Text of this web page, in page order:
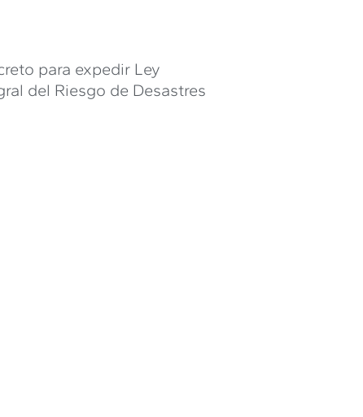
para expedir Ley
del Riesgo de Desastres